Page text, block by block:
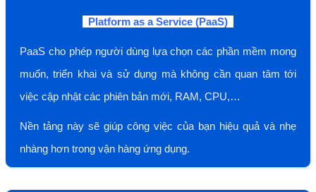
Platform as a Service (PaaS)
PaaS cho phép người dùng lựa chọn các phần mềm mong
muốn, triển khai và sử dụng mà không cần quan tâm tới
việc cập nhật các phiên bản mới, RAM, CPU,…
Nền tảng này sẽ giúp công việc của bạn hiệu quả và nhẹ
nhàng hơn trong vận hàng ứng dụng.